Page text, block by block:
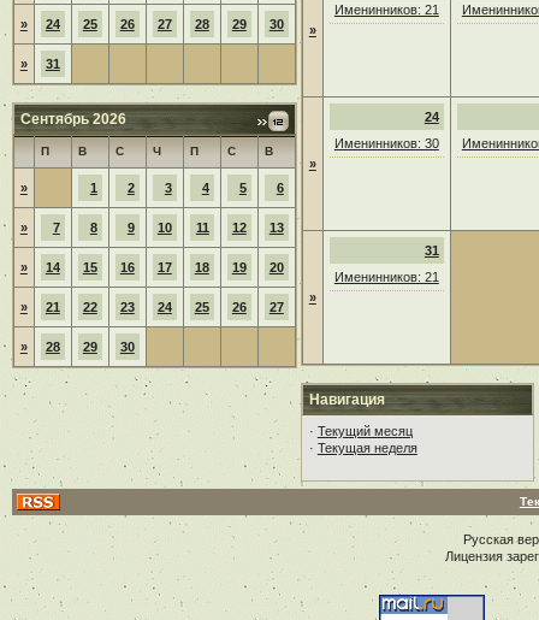
» 24 25 26 27 28 29 30
» 31
Сентябрь 2026
П В С Ч П С В
» 1 2 3 4 5 6
» 7 8 9 10 11 12 13
» 14 15 16 17 18 19 20
» 21 22 23 24 25 26 27
» 28 29 30
»
Именинников: 21
»
24
Именинников: 30
»
31
Именинников: 21
Навигация
· Текущий месяц
· Текущая неделя
Русская
Лицензия